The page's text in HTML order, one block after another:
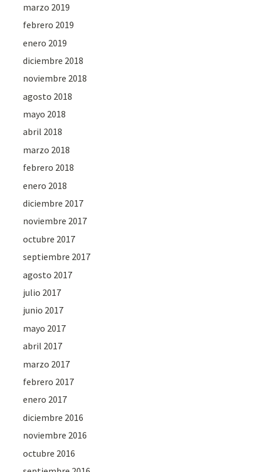
marzo 2019
febrero 2019
enero 2019
diciembre 2018
noviembre 2018
agosto 2018
mayo 2018
abril 2018
marzo 2018
febrero 2018
enero 2018
diciembre 2017
noviembre 2017
octubre 2017
septiembre 2017
agosto 2017
julio 2017
junio 2017
mayo 2017
abril 2017
marzo 2017
febrero 2017
enero 2017
diciembre 2016
noviembre 2016
octubre 2016